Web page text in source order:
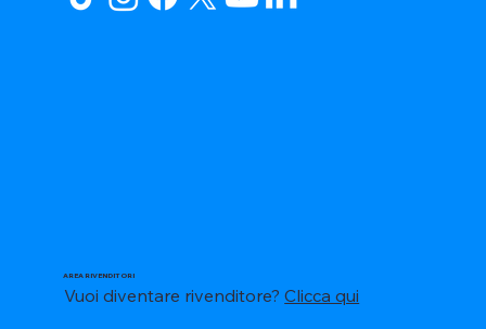
AREA RIVENDITORI
Vuoi diventare rivenditore?Clicca qui